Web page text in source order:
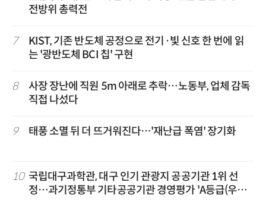
전방위 총력전
7
KIST, 기존 반도체 공정으로 전기·빛 신호 한 번에 읽
는 '광반도체 BCI 칩' 구현
8
사장 장난에 직원 5m 아래로 추락…노동부, 업체 감독
직접 나섰다
9 태풍 소멸 뒤 더 뜨거워진다…'재난급 폭염' 장기화
10 국립대구과학관, 대구 인기 관광지 공공기관 1위 선
정…과기정통부 기타공공기관 경영평가 'A등급(우수)'